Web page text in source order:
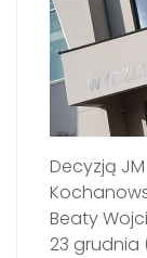
Decyzją
Beaty
23 grudnia